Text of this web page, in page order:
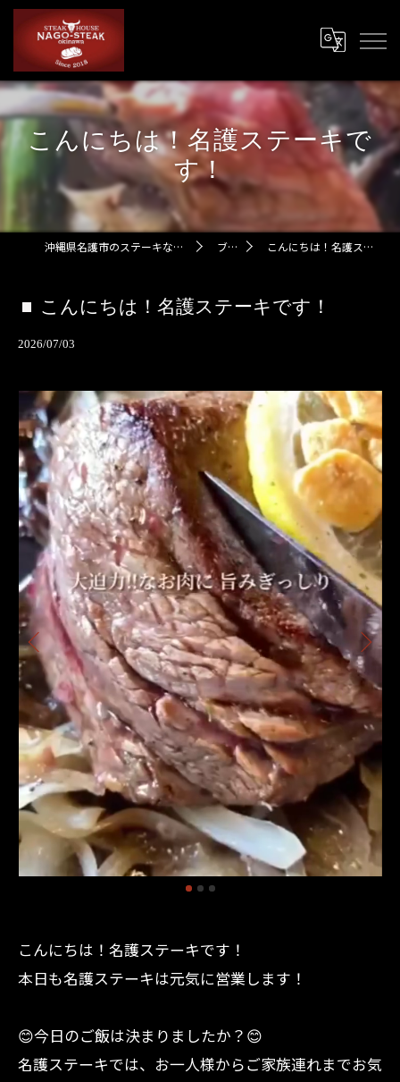
こんにちは！名護ステーキで
す！
沖縄県名護市のステーキなら名護ステーキ ブログ こんにちは！名護ステーキです！
こんにちは！名護ステーキです！
2026/07/03
こんにちは！名護ステーキです！
本日も名護ステーキは元気に営業します！
😊今日のご飯は決まりましたか？😊
名護ステーキでは、お一人様からご家族連れまでお気